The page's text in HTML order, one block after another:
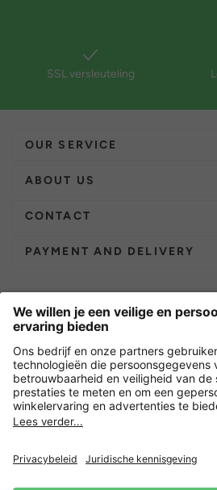
SSL versleuteling
OUR SERVICE
ABOUT US
CONTACT
PAYMENT AND DELIVERY
Nederland
Versleuteling met